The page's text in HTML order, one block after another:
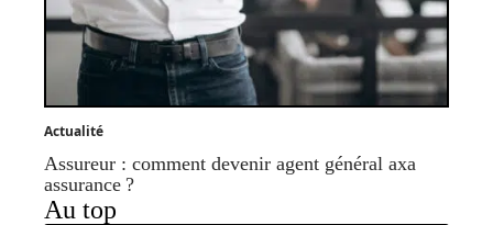
Actualité
Assureur : comment devenir agent général axa
assurance ?
Au top